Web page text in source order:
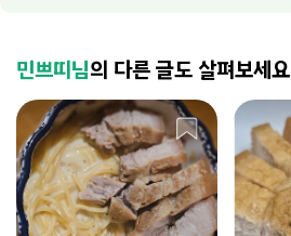
민쁘띠님의 다른 글도 살펴보세요